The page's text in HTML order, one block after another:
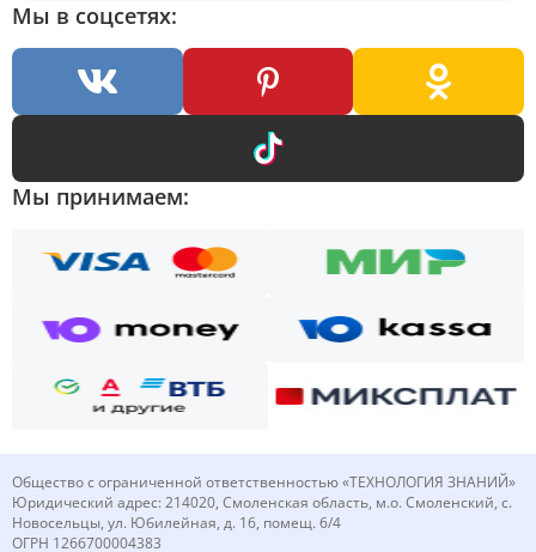
Мы в соцсетях:
Мы принимаем:
Общество с ограниченной ответственностью «ТЕХНОЛОГИЯ ЗНАНИЙ»
Юридический адрес: 214020, Смоленская область, м.о. Смоленский, с.
Новосельцы, ул. Юбилейная, д. 16, помещ. 6/4
ОГРН 1266700004383